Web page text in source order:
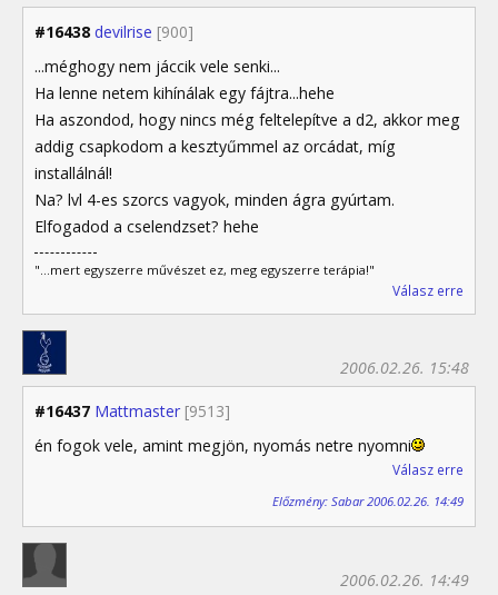
#16438 devilrise [900]
...méghogy nem jáccik vele senki...
Ha lenne netem kihínálak egy fájtra...hehe
Ha aszondod, hogy nincs még feltelepítve a d2, akkor meg
addig csapkodom a kesztyűmmel az orcádat, míg
installálnál!
Na? lvl 4-es szorcs vagyok, minden ágra gyúrtam.
Elfogadod a cselendzset? hehe
"...mert egyszerre művészet ez, meg egyszerre terápia!"
Válasz erre
#16437 Mattmaster [9513]
2006.02.26. 15:48
én fogok vele, amint megjön, nyomás netre nyomni
Válasz erre
Előzmény: Sabar 2006.02.26. 14:49
2006.02.26. 14:49